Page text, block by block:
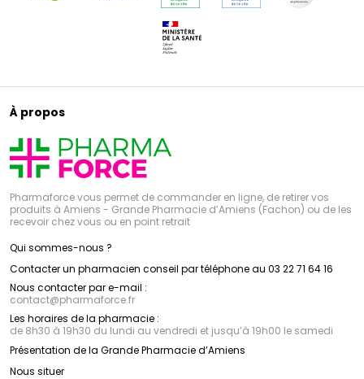
À propos
Pharmaforce vous permet de commander en ligne, de retirer vos
produits à Amiens - Grande Pharmacie d’Amiens (Fachon) ou de les
recevoir chez vous ou en point retrait
Qui sommes-nous ?
Contacter un pharmacien conseil par téléphone au 03 22 71 64 16
Nous contacter par e-mail :
contact@pharmaforce.fr
Les horaires de la pharmacie :
de 8h30 à 19h30 du lundi au vendredi et jusqu’à 19h00 le samedi
Présentation de la Grande Pharmacie d’Amiens
Nous situer